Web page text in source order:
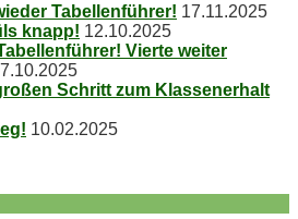
Tabellenführer! 17.11.2025
knapp! 12.10.2025
Vier­te wei­ter
Schritt zum Klassenerhalt
10.02.2025